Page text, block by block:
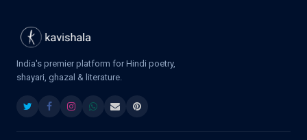
India's premier platform for Hindi poetry,
shayari, ghazal & literature.